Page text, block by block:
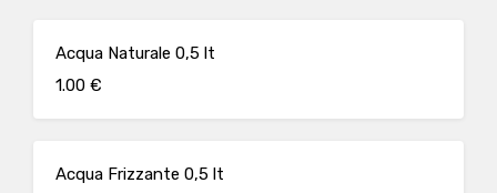
Acqua Naturale 0,5 lt
1.00 €
Acqua Frizzante 0,5 lt